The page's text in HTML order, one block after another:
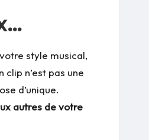
style musical,
n’est pas une
d’unique.
autres de votre